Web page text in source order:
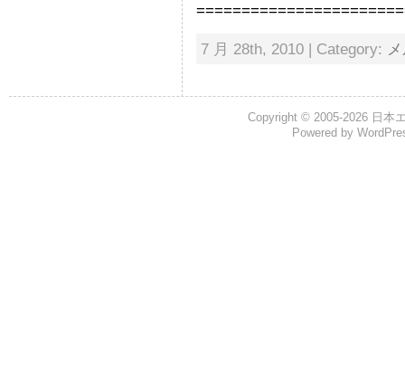
7 月 28th, 2010 | Category:
Copyright © 2005-2026 日本
Powered by